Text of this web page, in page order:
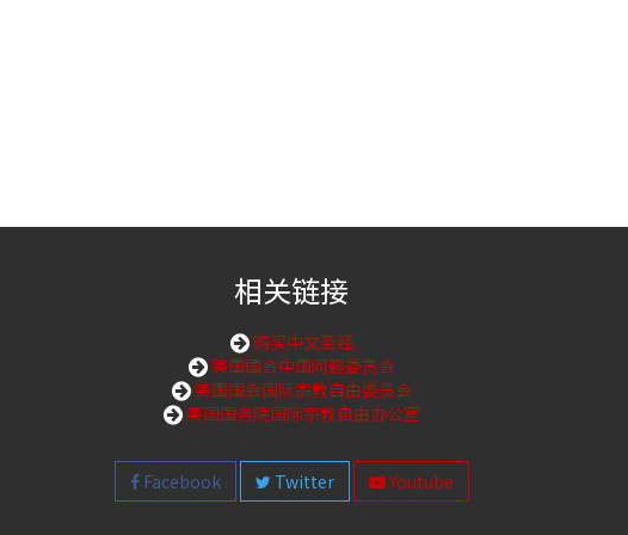
相关链接
购买中文圣经
美国国会中国问题委员会
美国国会国际宗教自由委员会
美国国务院国际宗教自由办公室
Facebook Twitter Youtube